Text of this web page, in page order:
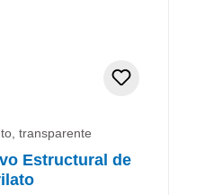
transparente
Estructural de